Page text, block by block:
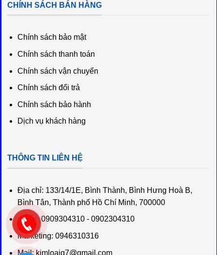
CHÍNH SÁCH BÁN HÀNG
Chính sách bảo mật
Chính sách thanh toán
Chính sách vận chuyển
Chính sách đổi trả
Chính sách bảo hành
Dịch vụ khách hàng
THÔNG TIN LIÊN HỆ
Địa chỉ: 133/14/1E, Bình Thành, Bình Hưng Hoà B,
Bình Tân, Thành phố Hồ Chí Minh, 700000
Sales: 0909304310 - 0902304310
Marketing: 0946310316
Mail: kimloaig7@gmail.com